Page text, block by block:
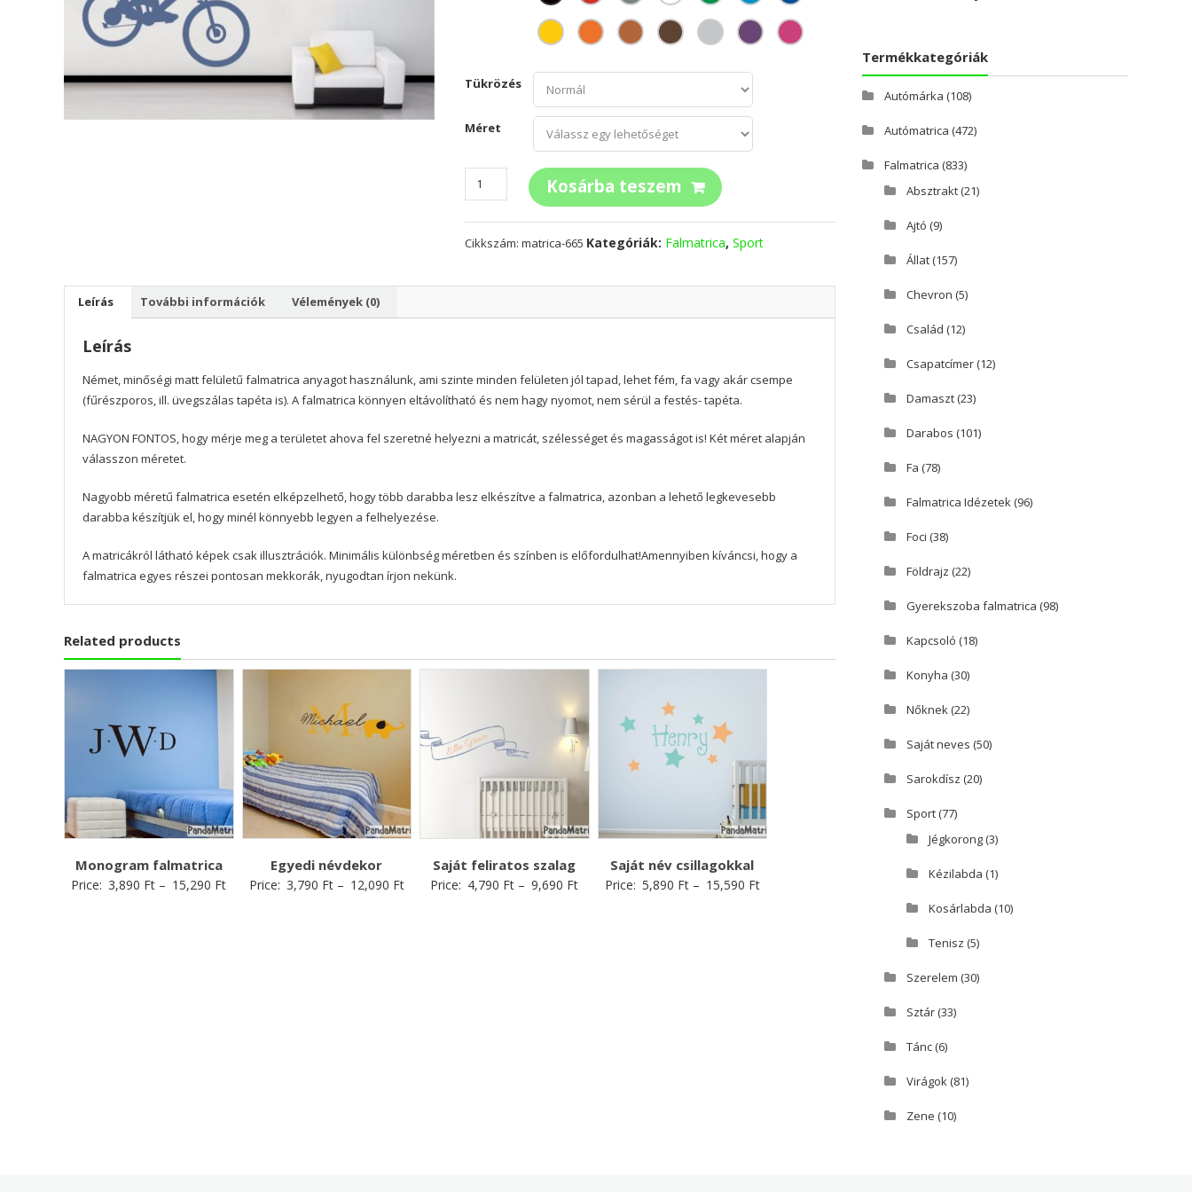
Tükrözés
Méret
Mountain
bike
Kosárba teszem
Cikkszám:matrica-665 Kategóriák: Falmatrica,Sport
Leírás További információk Vélemények (0)
Leírás
Német, minőségi matt felületű falmatrica anyagot használunk, ami szinte minden felületen jól tapad, lehet fém, fa vagy akár csempe
(fűrészporos, ill. üvegszálas tapéta is). A falmatrica könnyen eltávolítható és nem hagy nyomot, nem sérül a festés- tapéta.
NAGYON FONTOS, hogy mérje meg a területet ahova fel szeretné helyezni a matricát, szélességet és magasságot is! Két méret alapján
válasszon méretet.
Nagyobb méretű falmatrica esetén elképzelhető, hogy több darabba lesz elkészítve a falmatrica, azonban a lehető legkevesebb
darabba készítjük el, hogy minél könnyebb legyen a felhelyezése.
A matricákról látható képek csak illusztrációk. Minimális különbség méretben és színben is előfordulhat!Amennyiben kíváncsi, hogy a
falmatrica egyes részei pontosan mekkorák, nyugodtan írjon nekünk.
Related products
Monogram falmatrica
Price: 3,890 Ft – 15,290 Ft
Egyedi névdekor
Price: 3,790 Ft– 12,090 Ft
Saját feliratos szalag
Price: 4,790 Ft – 9,690 Ft
Saját név csillagokkal
Price: 5,890 Ft– 15,590 Ft
Termékkategóriák
Autómárka (108)
Autómatrica (472)
Falmatrica (833)
Absztrakt(21)
Ajtó (9)
Állat(157)
Chevron (5)
Család (12)
Csapatcímer(12)
Damaszt(23)
Darabos (101)
Fa (78)
Falmatrica Idézetek(96)
Foci (38)
Földrajz (22)
Gyerekszoba falmatrica (98)
Kapcsoló (18)
Konyha (30)
Nőknek(22)
Saját neves (50)
Sarokdísz (20)
Sport(77)
Jégkorong(3)
Kézilabda (1)
Kosárlabda (10)
Tenisz (5)
Szerelem (30)
Sztár(33)
Tánc(6)
Virágok(81)
Zene (10)